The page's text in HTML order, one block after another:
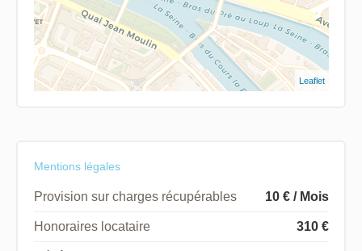
Leaflet
Mentions légales
Provision sur charges récupérables 10 € / Mois
Honoraires locataire 310 €